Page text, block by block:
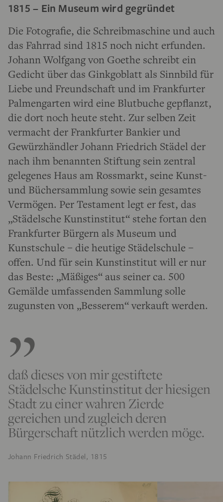
1815 – Ein Museum wird gegründet
Die Fotografie, die Schreibmaschine und auch
das Fahrrad sind 1815 noch nicht erfunden.
Johann Wolfgang von Goethe schreibt ein
Gedicht über das Ginkgoblatt als Sinnbild für
Liebe und Freundschaft und im Frankfurter
Palmengarten wird eine Blutbuche gepflanzt,
die dort noch heute steht. Zur selben Zeit
vermacht der Frankfurter Bankier und
Gewürzhändler Johann Friedrich Städel der
nach ihm benannten Stiftung sein zentral
gelegenes Haus am Rossmarkt, seine Kunst-
und Büchersammlung sowie sein gesamtes
Vermögen. Per Testament legt er fest, das
„Städelsche Kunstinstitut“ stehe fortan den
Frankfurter Bürgern als Museum und
Kunstschule – die heutige Städelschule –
offen. Und für sein Kunstinstitut will er nur
das Beste: „Mäßiges“ aus seiner ca. 500
Gemälde umfassenden Sammlung solle
zugunsten von „Besserem“ verkauft werden.
daß dieses von mir gestiftete
Städelsche Kunstinstitut der hiesigen
Stadt zu einer wahren Zierde
gereichen und zugleich deren
Bürgerschaft nützlich werden möge.
Johann Friedrich Städel, 1815